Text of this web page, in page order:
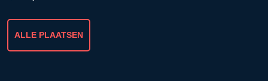
ALLE PLAATSEN